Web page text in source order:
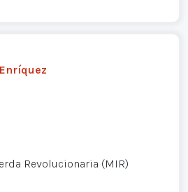
Revolucionaria (MIR)